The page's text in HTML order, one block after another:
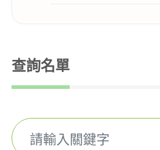
查詢名單